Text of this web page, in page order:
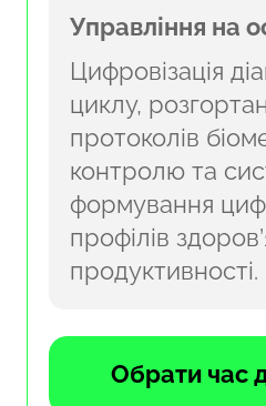
Управління на
Цифровізація
циклу,
протоколів
контролю та
формування
профілів
продуктивності.
Обрати час